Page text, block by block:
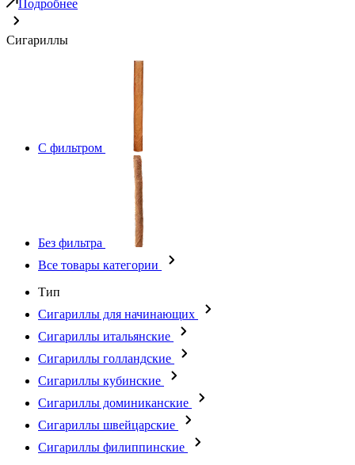
Подробнее
Сигариллы
С фильтром
Без фильтра
Все товары категории
Тип
Сигариллы для начинающих
Сигариллы итальянские
Сигариллы голландские
Сигариллы кубинские
Сигариллы доминиканские
Сигариллы швейцарские
Сигариллы филиппинские